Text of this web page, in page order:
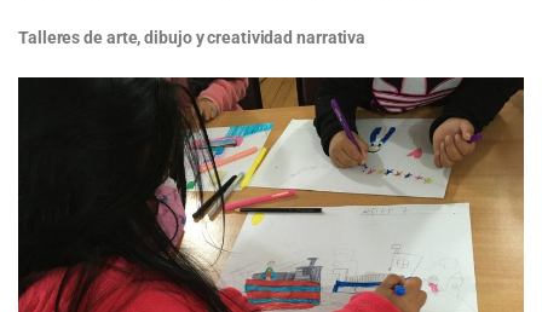
Talleres de arte, dibujo y creatividad narrativa